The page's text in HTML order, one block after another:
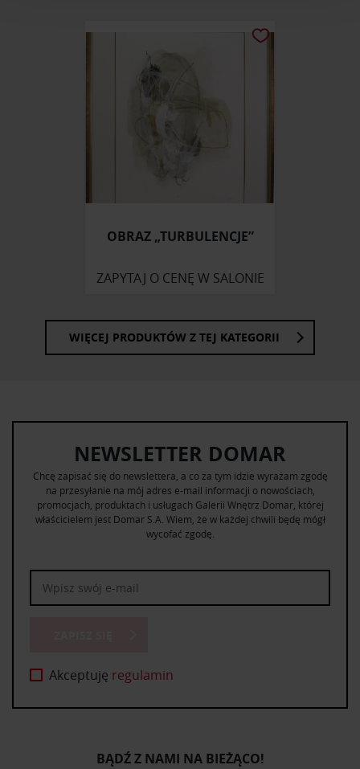
korzystasz z naszej witryny, udostępniamy partnerom
społecznościowym, reklamowym i analitycznym.
Partnerzy mogą połączyć te informacje z innymi danymi
otrzymanymi od Ciebie lub uzyskanymi podczas
OBRAZ „TURBULENCJE”
ZAPYTAJ O CENĘ W SALONIE
WIĘCEJ PRODUKTÓW Z TEJ KATEGORII
NEWSLETTER DOMAR
Chcę zapisać się do newslettera, a co za tym idzie wyrażam zgodę
na przesyłanie na mój adres e-mail informacji o nowościach,
promocjach, produktach i usługach Galerii Wnętrz Domar, której
właścicielem jest Domar S.A. Wiem, że w każdej chwili będę mógł
wycofać zgodę.
Akceptuję regulamin
BĄDŹ Z NAMI NA BIEŻĄCO!